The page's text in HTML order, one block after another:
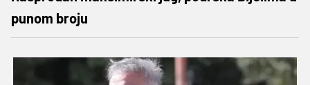
punom broju